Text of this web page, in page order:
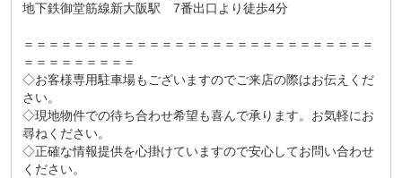
地下鉄御堂筋線新大阪駅 7番出口より徒歩4分
＝＝＝＝＝＝＝＝＝＝＝＝＝＝＝＝＝＝＝＝＝＝＝＝＝＝＝＝
＝＝＝＝＝＝＝＝＝
◇お客様専用駐車場もございますのでご来店の際はお伝えくだ
さい。
◇現地物件での待ち合わせ希望も喜んで承ります。お気軽にお
尋ねください。
◇正確な情報提供を心掛けていますので安心してお問い合わせ
ください。